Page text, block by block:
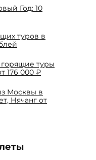
Год: 10
туров в
туры
176 000 ₽
Москвы в
Нячанг от